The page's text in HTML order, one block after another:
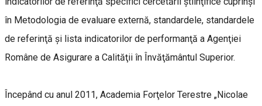
în Metodologia de evaluare externă, standardele, standardele
de referinţă şi lista indicatorilor de performanţă a Agenţiei
Române de Asigurare a Calităţii în Învăţământul Superior.
Începând cu anul 2011, Academia Forţelor Terestre „Nicolae